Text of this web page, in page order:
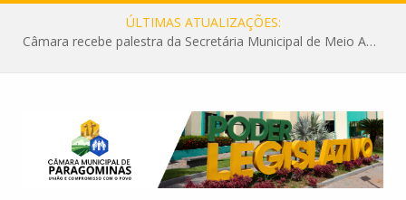
ÚLTIMAS ATUALIZAÇÕES:
Câmara recebe palestra da Secretária Municipal de Meio Ambiente sobre as ações da “SEMANA DO MEIO AMBIENTE”